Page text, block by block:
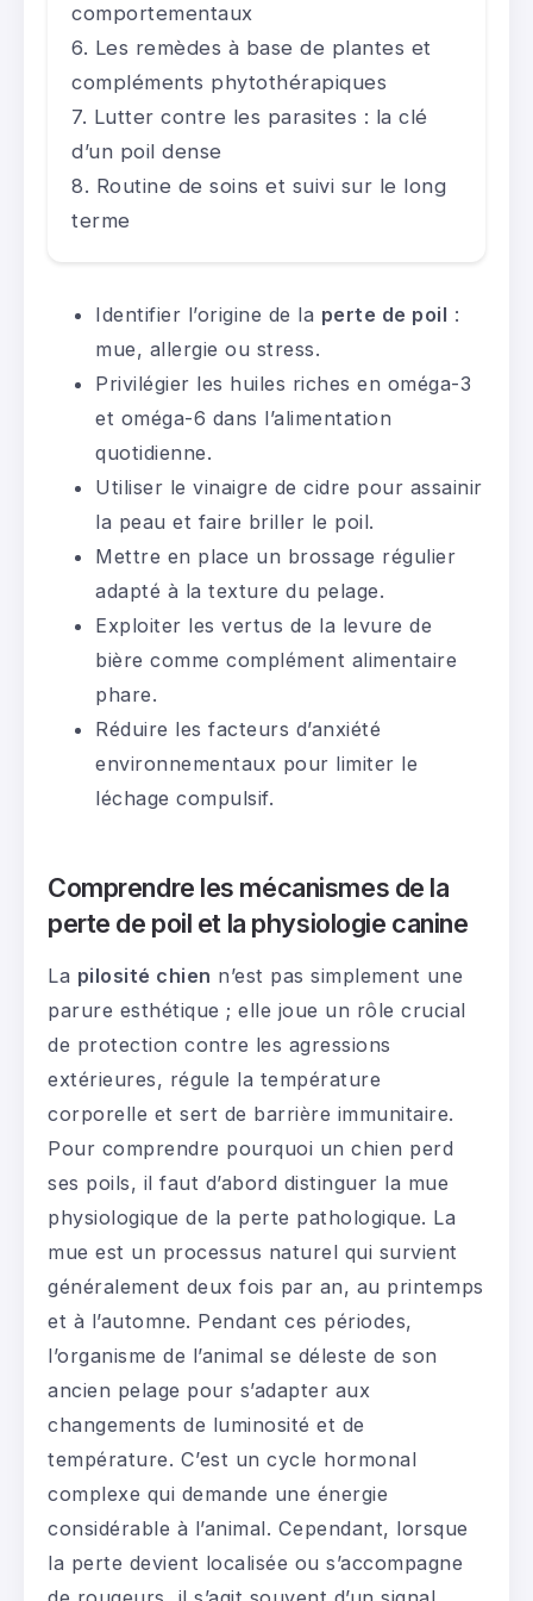
comportementaux
Les remèdes à base de plantes et
compléments phytothérapiques
Lutter contre les parasites : la clé
d’un poil dense
Routine de soins et suivi sur le long
terme
Identifier l’origine de la perte de poil :
mue, allergie ou stress.
Privilégier les huiles riches en oméga-3
et oméga-6 dans l’alimentation
quotidienne.
Utiliser le vinaigre de cidre pour assainir
la peau et faire briller le poil.
Mettre en place un brossage régulier
adapté à la texture du pelage.
Exploiter les vertus de la levure de
bière comme complément alimentaire
phare.
Réduire les facteurs d’anxiété
environnementaux pour limiter le
léchage compulsif.
Comprendre les mécanismes de la
perte de poil et la physiologie canine
La pilosité chien n’est pas simplement une
parure esthétique ; elle joue un rôle crucial
de protection contre les agressions
extérieures, régule la température
corporelle et sert de barrière immunitaire.
Pour comprendre pourquoi un chien perd
ses poils, il faut d’abord distinguer la mue
physiologique de la perte pathologique. La
mue est un processus naturel qui survient
généralement deux fois par an, au printemps
et à l’automne. Pendant ces périodes,
l’organisme de l’animal se déleste de son
ancien pelage pour s’adapter aux
changements de luminosité et de
température. C’est un cycle hormonal
complexe qui demande une énergie
considérable à l’animal. Cependant, lorsque
la perte devient localisée ou s’accompagne